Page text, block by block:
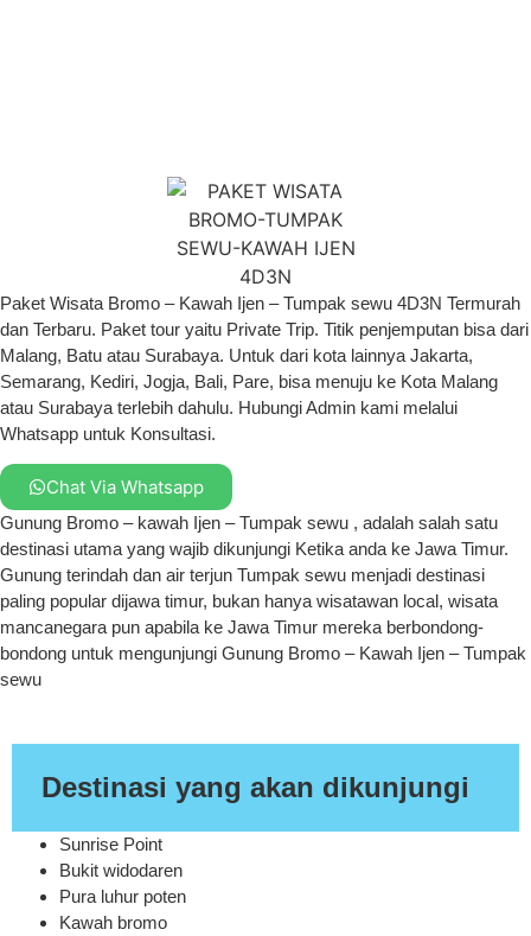
Paket Wisata Bromo – Kawah Ijen – Tumpak sewu 4D3N Termurah
dan Terbaru. Paket tour yaitu Private Trip. Titik penjemputan bisa dari
Malang, Batu atau Surabaya. Untuk dari kota lainnya Jakarta,
Semarang, Kediri, Jogja, Bali, Pare, bisa menuju ke Kota Malang
atau Surabaya terlebih dahulu. Hubungi Admin kami melalui
Whatsapp untuk Konsultasi.
Chat Via Whatsapp
Gunung Bromo – kawah Ijen – Tumpak sewu , adalah salah satu
destinasi utama yang wajib dikunjungi Ketika anda ke Jawa Timur.
Gunung terindah dan air terjun Tumpak sewu menjadi destinasi
paling popular dijawa timur, bukan hanya wisatawan local, wisata
mancanegara pun apabila ke Jawa Timur mereka berbondong-
bondong untuk mengunjungi Gunung Bromo – Kawah Ijen – Tumpak
sewu
Destinasi yang akan dikunjungi
Sunrise Point
Bukit widodaren
Pura luhur poten
Kawah bromo